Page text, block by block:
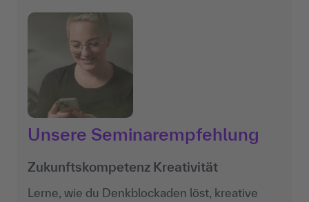
Unsere Seminarempfehlung
Zukunftskompetenz Kreativität
Lerne, wie du Denkblockaden löst, kreative